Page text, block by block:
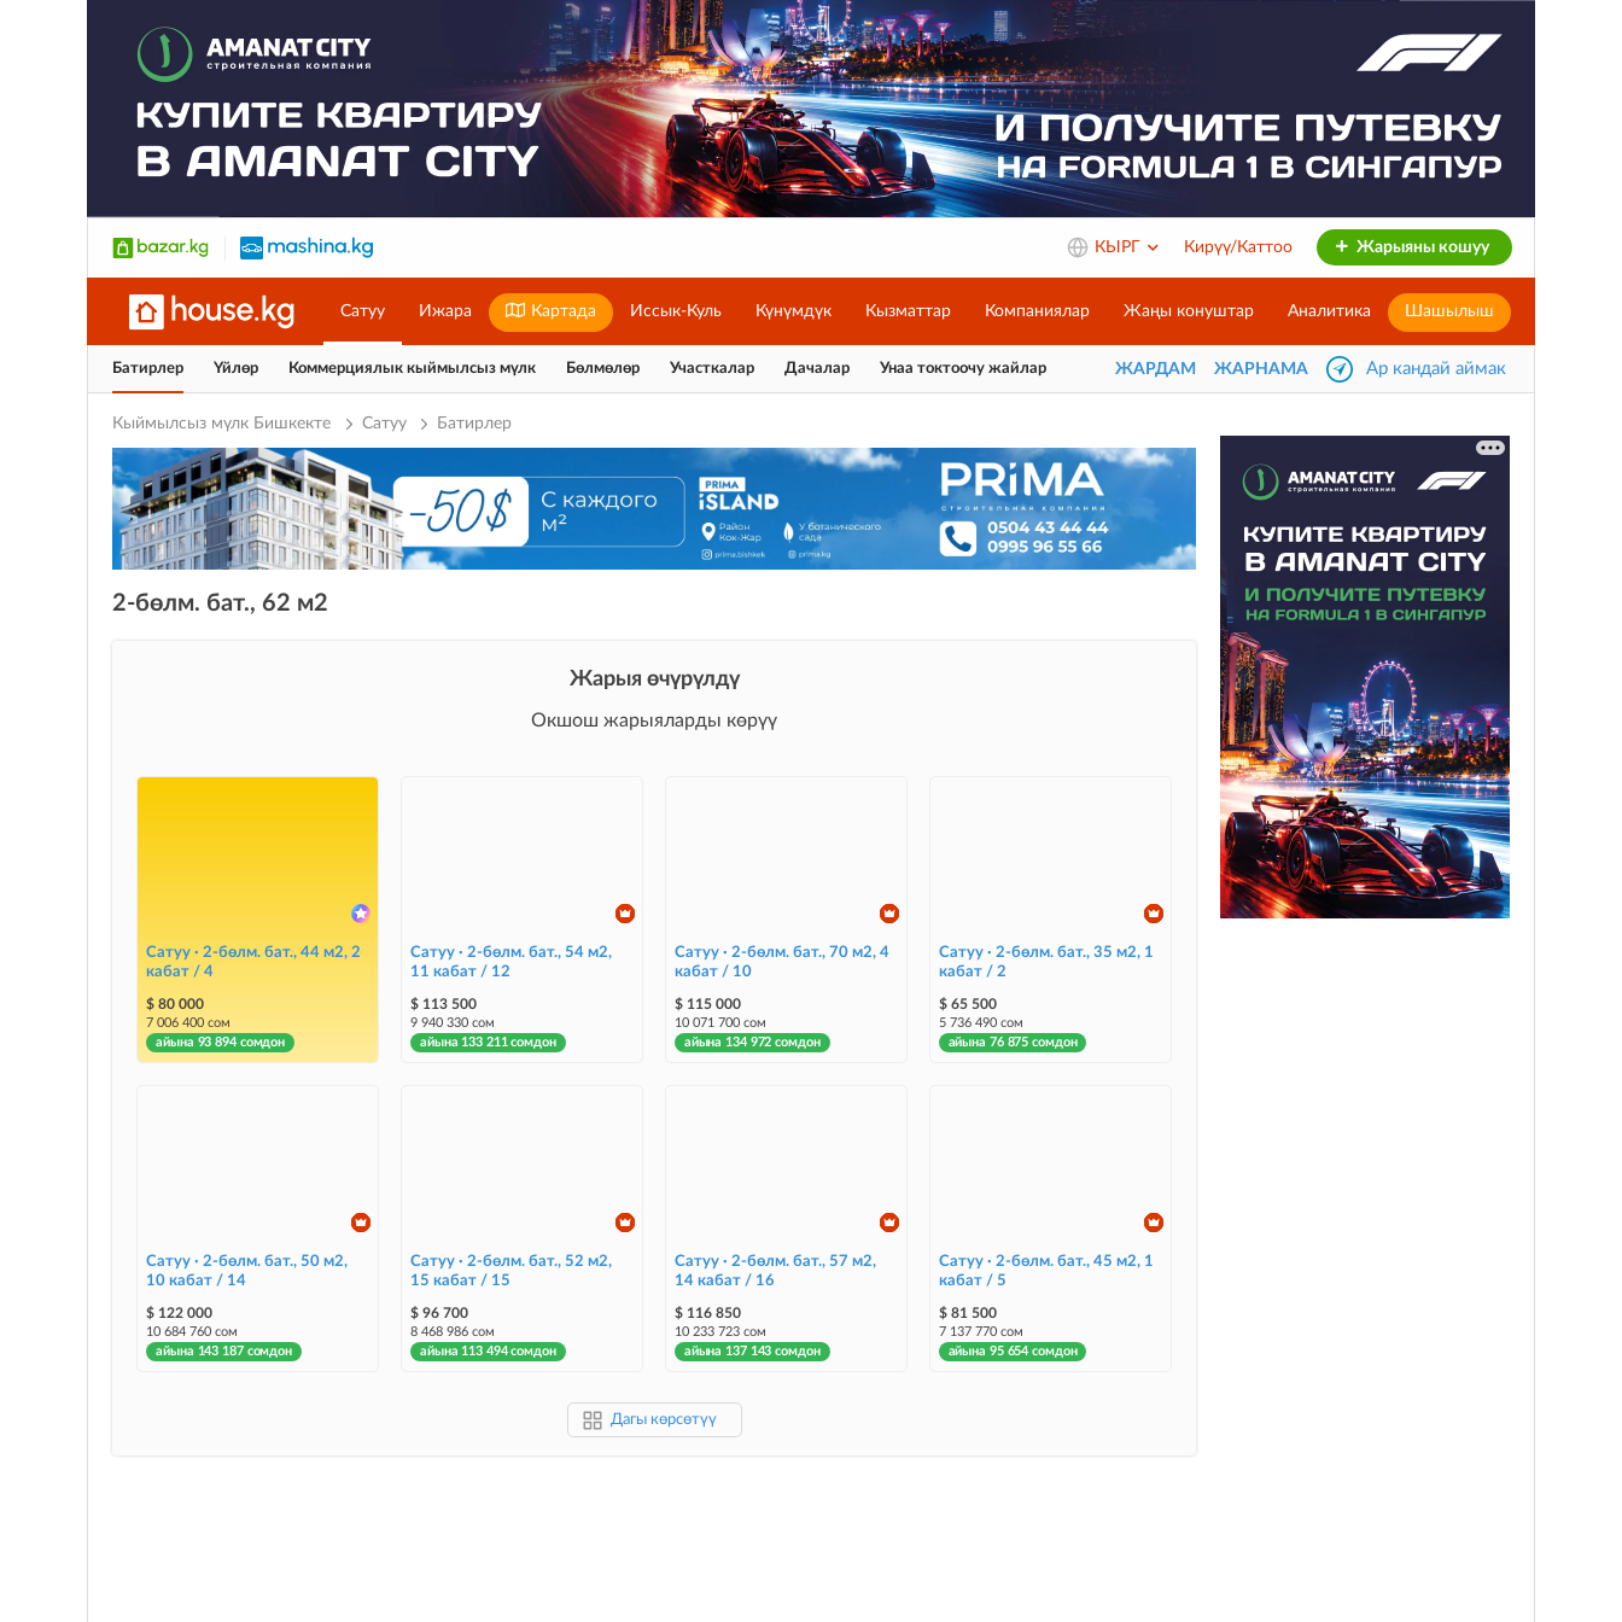
КЫРГ Кирүү/Каттоо Жарыяны кошуу
Сатуу Ижара Картада Иссык-Куль Күнүмдүк Кызматтар Компаниялар Жаңы конуштар Аналитика Шашылыш
Батирлер Үйлөр Коммерциялык кыймылсыз мүлк Бөлмөлөр Участкалар Дачалар Унаа токтоочу жайлар ЖАРДАМ ЖАРНАМА Ар кандай аймак
Кыймылсыз мүлк Бишкекте Сатуу Батирлер
2-бөлм. бат., 62 м2
Жарыя өчүрүлдү
Окшош жарыяларды көрүү
Сатуу · 2-бөлм. бат., 44 м2, 2
кабат / 4
$ 80 000
7 006 400 сом
айына 93 894 сомдон
Сатуу · 2-бөлм. бат., 54 м2,
11 кабат / 12
$ 113 500
9 940 330 сом
айына 133 211 сомдон
Сатуу · 2-бөлм. бат., 70 м2, 4
кабат / 10
$ 115 000
10 071 700 сом
айына 134 972 сомдон
Сатуу · 2-бөлм. бат., 35 м2, 1
кабат / 2
$ 65 500
5 736 490 сом
айына 76 875 сомдон
Сатуу · 2-бөлм. бат., 50 м2,
10 кабат / 14
$ 122 000
10 684 760 сом
айына 143 187 сомдон
Сатуу · 2-бөлм. бат., 52 м2,
15 кабат / 15
$ 96 700
8 468 986 сом
айына 113 494 сомдон
Сатуу · 2-бөлм. бат., 57 м2,
14 кабат / 16
$ 116 850
10 233 723 сом
айына 137 143 сомдон
Сатуу · 2-бөлм. бат., 45 м2, 1
кабат / 5
$ 81 500
7 137 770 сом
айына 95 654 сомдон
Дагы көрсөтүү